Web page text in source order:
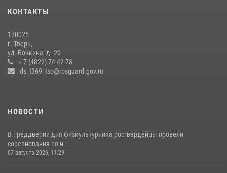
(видео)
Росгвардейцы оказали помощь водителю на дороге в городе Кашин
22 июля 2026, 08:35
КОНТАКТЫ
170025
г. Тверь,
ул. Бочкина, д. 20
+ 7 (4822) 74-42-78
ds_t369_tso@rosguard.gov.ru
НОВОСТИ
В преддверии дня физкультурника росгвардейцы провели
соревнования по н...
07 августа 2026, 11:29